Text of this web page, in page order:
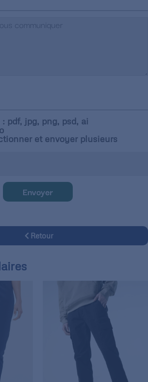
pdf, jpg, png, psd, ai
et envoyer plusieurs
Envoyer
Retour